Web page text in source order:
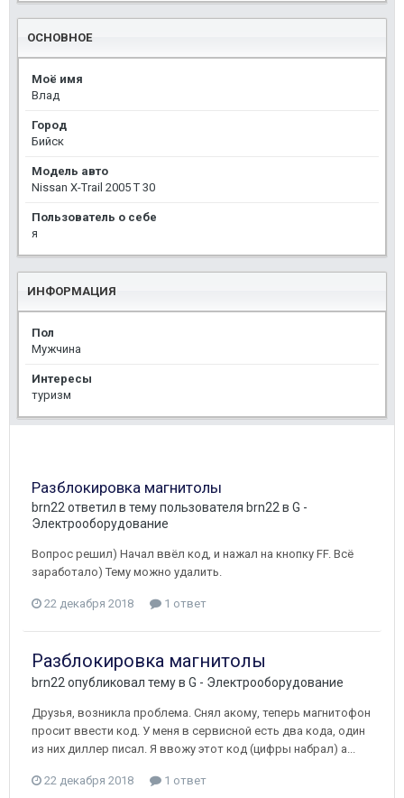
ОСНОВНОЕ
Моё имя
Влад
Город
Бийск
Модель авто
Nissan X-Trail 2005 Т 30
Пользователь о себе
я
ИНФОРМАЦИЯ
Пол
Мужчина
Интересы
туризм
Разблокировка магнитолы
brn22 ответил в тему пользователя brn22 в G -
Электрооборудование
Вопрос решил) Начал ввёл код, и нажал на кнопку FF. Всё
заработало) Тему можно удалить.
22 декабря 2018 1 ответ
Разблокировка магнитолы
brn22 опубликовал тему в G - Электрооборудование
Друзья, возникла проблема. Снял акому, теперь магнитофон
просит ввести код. У меня в сервисной есть два кода, один
из них диллер писал. Я ввожу этот код (цифры набрал) а...
22 декабря 2018 1 ответ